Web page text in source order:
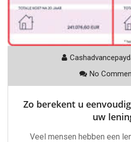
No
Zo berekent u
uw
Veel mensen hebben een